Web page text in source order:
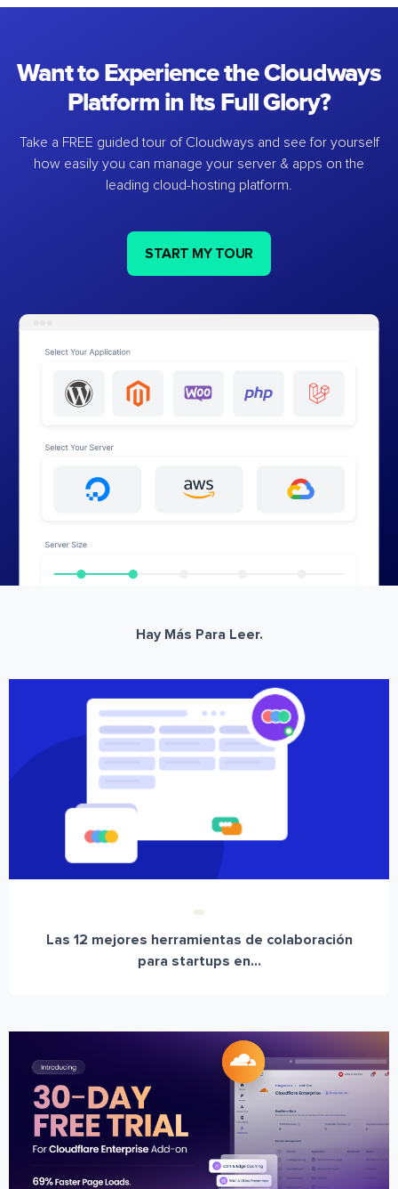
Want to Experience the Cloudways
Platform in Its Full Glory?
Take a FREE guided tour of Cloudways and see for yourself
how easily you can manage your server & apps on the
leading cloud-hosting platform.
START MY TOUR
Hay Más Para Leer.
Las 12 mejores herramientas de colaboración
para startups en...